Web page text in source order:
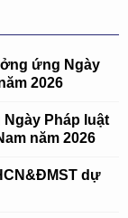
ứng Ngày
2026
Pháp luật
năm 2026
dự